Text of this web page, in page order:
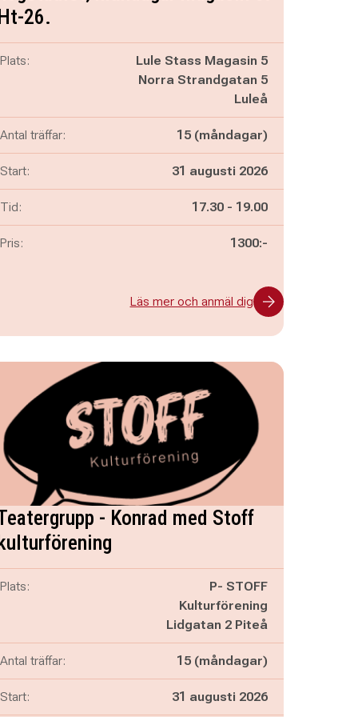
26.
Plats:
Lule Stass Magasin 5
Norra Strandgatan 5
Luleå
Antal träffar: 15 (måndagar)
Start: 31 augusti 2026
Tid: Pågår mellan
17.30 - och
19.00
Pris: 1300:-
Läs mer och anmäl dig
- Konrad med Stoff
Plats:
P- STOFF
Kulturförening
Lidgatan 2 Piteå
Antal träffar: 15 (måndagar)
Start: 31 augusti 2026